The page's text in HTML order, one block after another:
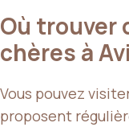
Où trouver
chères à
Vous pouvez
proposent